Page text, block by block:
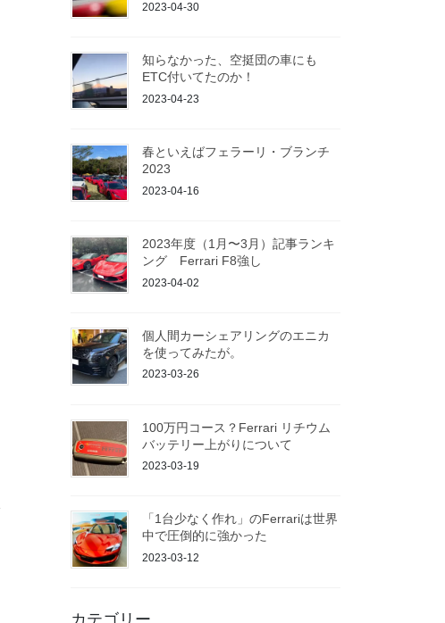
2023-04-30
知らなかった、空挺団の車にも
ETC付いてたのか！
2023-04-23
春といえばフェラーリ・ブランチ
2023
2023-04-16
2023年度（1月〜3月）記事ランキ
ング Ferrari F8強し
2023-04-02
個人間カーシェアリングのエニカ
を使ってみたが。
2023-03-26
100万円コース？Ferrari リチウム
バッテリー上がりについて
2023-03-19
「1台少なく作れ」のFerrariは世界
中で圧倒的に強かった
2023-03-12